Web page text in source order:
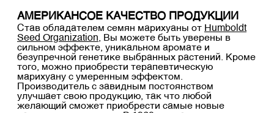
АМЕРИКАНСОЕ КАЧЕСТВО ПРОДУКЦИИ
Став обладателем семян марихуаны от Humboldt
Seed Organization, Вы можете быть уверены в
сильном эффекте, уникальном аромате и
безупречной генетике выбранных растений. Кроме
того, можно приобрести терапевтическую
марихуану с умеренным эффектом.
Производитель с завидным постоянством
улучшает свою продукцию, так что любой
желающий сможет приобрести самые новые